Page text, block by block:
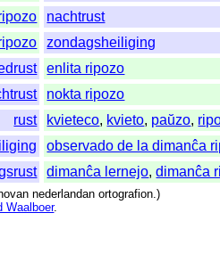
nachtrust
zondagsheiliging
enlita ripozo
nokta ripozo
rust
kvieteco, kvieto, paŭzo,
observado de la dimanĉa
dimanĉa lernejo,dimanĉa
nederlandan ortografion.)
Waalboer.